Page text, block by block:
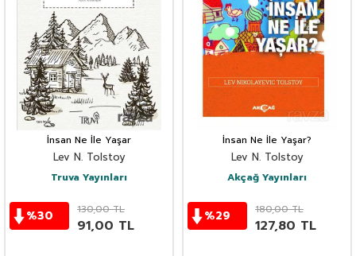
İnsan Ne İle Yaşar
Lev N. Tolstoy
Truva Yayınları
%30 130,00TL
91,00 TL
İnsan Ne İle Yaşar?
Lev N. Tolstoy
Akçağ Yayınları
%29 180,00TL
127,80 TL